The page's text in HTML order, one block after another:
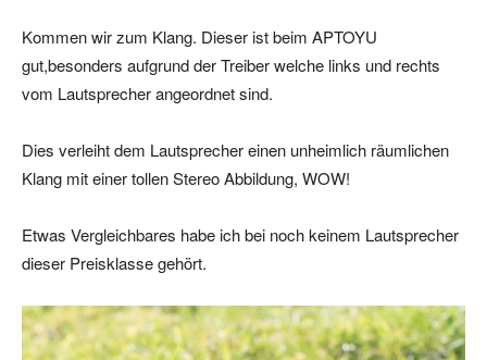
Kommen wir zum Klang. Dieser ist beim APTOYU
gut,besonders aufgrund der Treiber welche links und rechts
vom Lautsprecher angeordnet sind.
Dies verleiht dem Lautsprecher einen unheimlich räumlichen
Klang mit einer tollen Stereo Abbildung, WOW!
Etwas Vergleichbares habe ich bei noch keinem Lautsprecher
dieser Preisklasse gehört.